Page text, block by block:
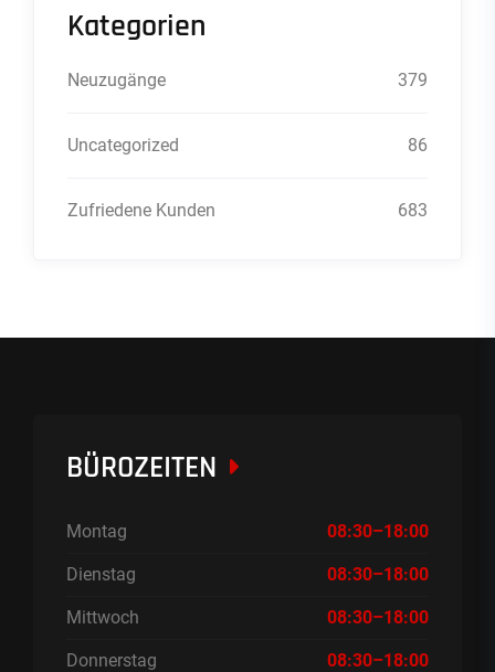
Kategorien
Neuzugänge 379
Uncategorized 86
Zufriedene Kunden 683
BÜROZEITEN
Montag 08:30–18:00
Dienstag 08:30–18:00
Mittwoch 08:30–18:00
Donnerstag 08:30–18:00